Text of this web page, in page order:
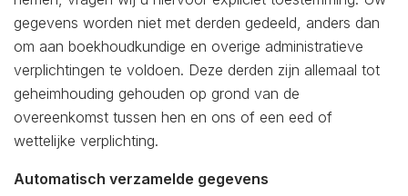
gegevens worden niet met derden gedeeld, anders dan
om aan boekhoudkundige en overige administratieve
verplichtingen te voldoen. Deze derden zijn allemaal tot
geheimhouding gehouden op grond van de
overeenkomst tussen hen en ons of een eed of
wettelijke verplichting.
Automatisch verzamelde gegevens